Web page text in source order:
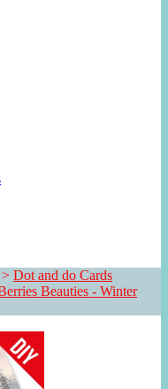
> Dot and do Cards
Beauties - Winter